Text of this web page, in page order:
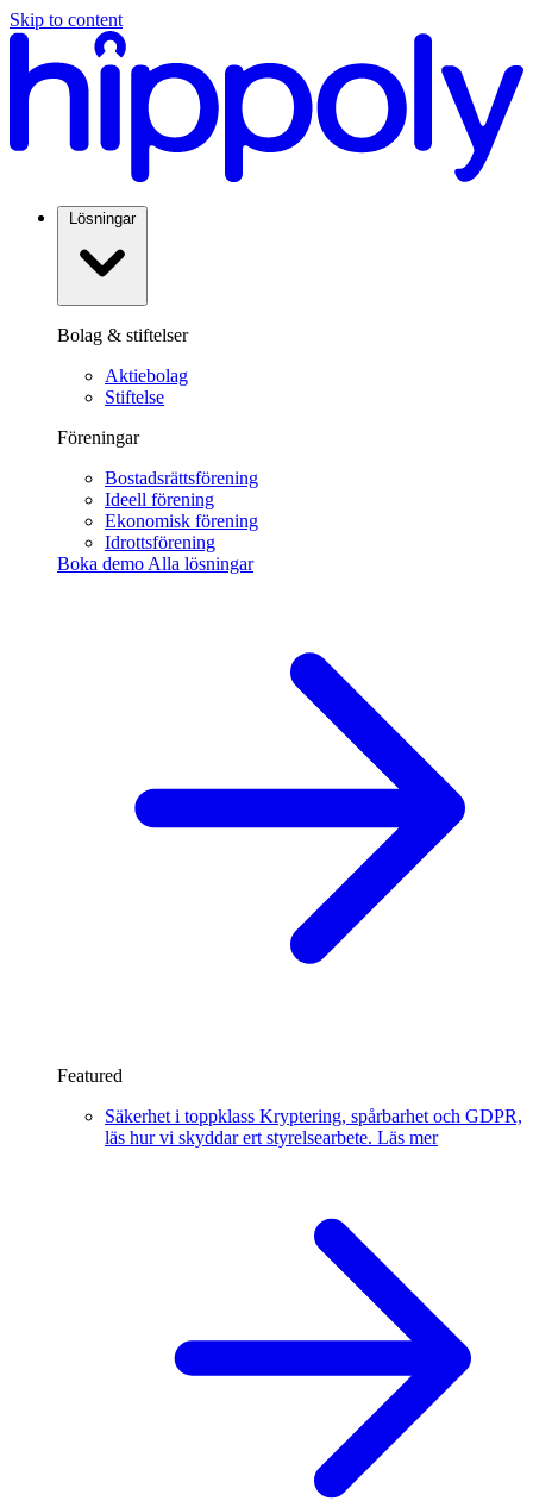
Skip to content
Lösningar
Bolag & stiftelser
Aktiebolag
Stiftelse
Föreningar
Bostadsrättsförening
Ideell förening
Ekonomisk förening
Idrottsförening
Boka demo Alla lösningar
Featured
Säkerhet i toppklass Kryptering, spårbarhet och GDPR,
läs hur vi skyddar ert styrelsearbete. Läs mer